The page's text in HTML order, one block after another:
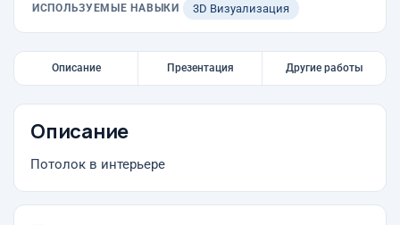
ИСПОЛЬЗУЕМЫЕ НАВЫКИ 3D Визуализация
Описание Презентация Другие работы
Описание
Потолок в интерьере